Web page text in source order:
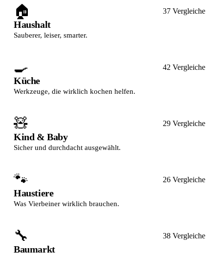
🏠 37 Vergleiche
Haushalt
Sauberer, leiser, smarter.
🍳 42 Vergleiche
Küche
Werkzeuge, die wirklich kochen helfen.
🧸 29 Vergleiche
Kind & Baby
Sicher und durchdacht ausgewählt.
🐾 26 Vergleiche
Haustiere
Was Vierbeiner wirklich brauchen.
🔧 38 Vergleiche
Baumarkt